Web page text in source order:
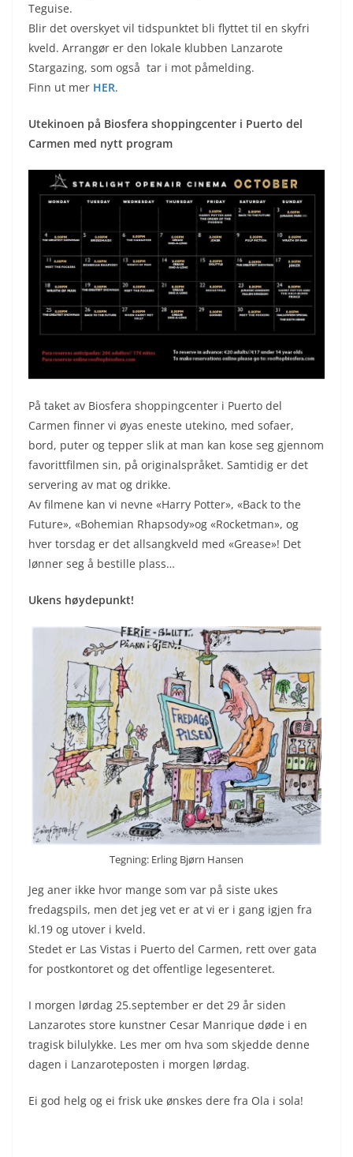
Teguise.
Blir det overskyet vil tidspunktet bli flyttet til en skyfri
kveld. Arrangør er den lokale klubben Lanzarote
Stargazing, som også tar i mot påmelding.
Finn ut mer HER.
Utekinoen på Biosfera shoppingcenter i Puerto del
Carmen med nytt program
På taket av Biosfera shoppingcenter i Puerto del
Carmen finner vi øyas eneste utekino, med sofaer,
bord, puter og tepper slik at man kan kose seg gjennom
favorittfilmen sin, på originalspråket. Samtidig er det
servering av mat og drikke.
Av filmene kan vi nevne «Harry Potter», «Back to the
Future», «Bohemian Rhapsody»og «Rocketman», og
hver torsdag er det allsangkveld med «Grease»! Det
lønner seg å bestille plass…
Ukens høydepunkt!
Tegning: Erling Bjørn Hansen
Jeg aner ikke hvor mange som var på siste ukes
fredagspils, men det jeg vet er at vi er i gang igjen fra
kl.19 og utover i kveld.
Stedet er Las Vistas i Puerto del Carmen, rett over gata
for postkontoret og det offentlige legesenteret.
I morgen lørdag 25.september er det 29 år siden
Lanzarotes store kunstner Cesar Manrique døde i en
tragisk bilulykke. Les mer om hva som skjedde denne
dagen i Lanzaroteposten i morgen lørdag.
Ei god helg og ei frisk uke ønskes dere fra Ola i sola!